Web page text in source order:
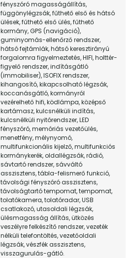
fényszóró magasságállítás,
függönylégzsák, fűthető első és hátsó
ülések, fűthető első ülés, fűthető
kormány, GPS (navigáció),
guminyomás-ellenőrző rendszer,
hátsó fejtámlák, hátsó keresztirányú
forgalomra figyelmeztetés, HIFI, holttér-
figyelő rendszer, indításgátló
(immobiliser), ISOFIX rendszer,
kihangosító, kikapcsolható légzsák,
koccanásgátló, kormányról
vezérelhető hifi, ködlámpa, középső
kartámasz, kulcsnélküli indítás,
kulcsnélküli nyitórendszer, LED
fényszóró, memóriás vezetőülés,
menetfény, mélynyomó,
multifunkcionális kijelző, multifunkciós
kormánykerék, oldallégzsák, rádió,
sávtartó rendszer, sávváltó
asszisztens, tábla-felismerő funkció,
távolsági fényszóró asszisztens,
távolságtartó tempomat, tempomat,
tolatókamera, tolatóradar, USB
csatlakozó, utasoldali légzsák,
ülésmagasság állítás, ütközés
veszélyre felkészítő rendszer, vezeték
nélküli telefontöltés, vezetőoldali
légzsák, vészfék asszisztens,
visszagurulás-gátló.